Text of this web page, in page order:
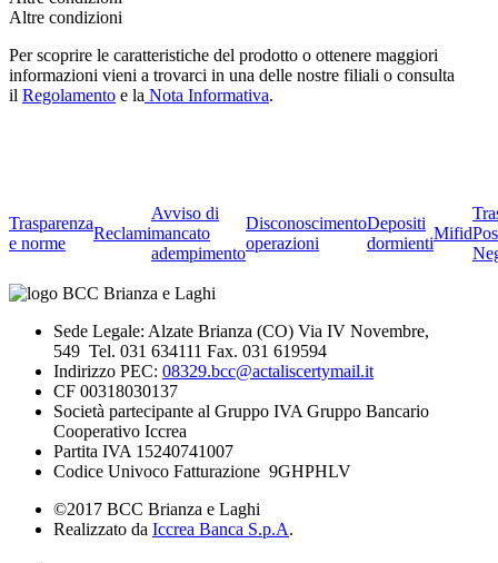
Altre condizioni
Per scoprire le caratteristiche del prodotto o ottenere maggiori
informazioni vieni a trovarci in una delle nostre filiali o consulta
il Regolamento e la Nota Informativa.
Trasparenza
e norme
Reclami
Avviso di
mancato
adempimento
Disconoscimento
operazioni
Depositi
dormienti
Mifid
Sede Legale: Alzate Brianza (CO) Via IV Novembre,
549 Tel. 031 634111 Fax. 031 619594
Indirizzo PEC: 08329.bcc@actaliscertymail.it
CF 00318030137
Società partecipante al Gruppo IVA Gruppo Bancario
Cooperativo Iccrea
Partita IVA 15240741007
Codice Univoco Fatturazione 9GHPHLV
©2017 BCC Brianza e Laghi
Realizzato da Iccrea Banca S.p.A.